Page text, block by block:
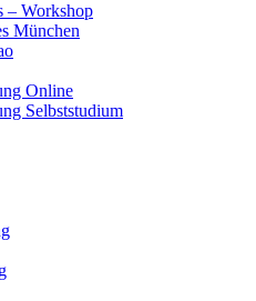
– Workshop
München
Online
Selbststudium